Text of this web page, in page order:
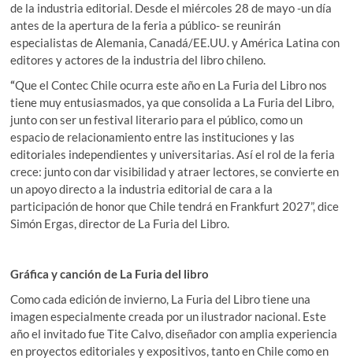
de la industria editorial. Desde el miércoles 28 de mayo -un día
antes de la apertura de la feria a público- se reunirán
especialistas de Alemania, Canadá/EE.UU. y América Latina con
editores y actores de la industria del libro chileno.
“Que el Contec Chile ocurra este año en La Furia del Libro nos
tiene muy entusiasmados, ya que consolida a La Furia del Libro,
junto con ser un festival literario para el público, como un
espacio de relacionamiento entre las instituciones y las
editoriales independientes y universitarias. Así el rol de la feria
crece: junto con dar visibilidad y atraer lectores, se convierte en
un apoyo directo a la industria editorial de cara a la
participación de honor que Chile tendrá en Frankfurt 2027”, dice
Simón Ergas, director de La Furia del Libro.
Gráfica y canción de La Furia del libro
Como cada edición de invierno, La Furia del Libro tiene una
imagen especialmente creada por un ilustrador nacional. Este
año el invitado fue Tite Calvo, diseñador con amplia experiencia
en proyectos editoriales y expositivos, tanto en Chile como en